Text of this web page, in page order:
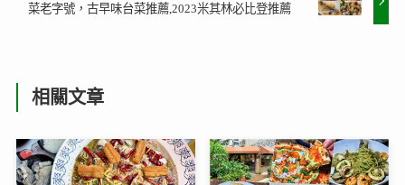
菜老字號，古早味台菜推薦,2023米其林必比登推薦
相關文章